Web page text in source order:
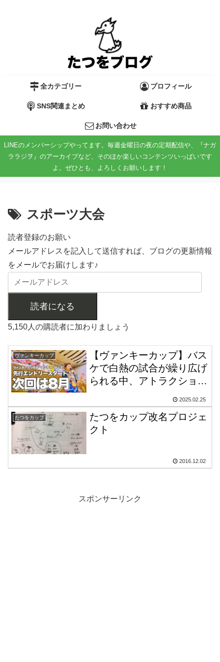
全カテゴリー プロフィール
SNS関連まとめ おすすめ商品
お問い合わせ
LINEのメンバーシップやってます。毎週金曜日の夜の定期配信や、『ナガ
ララジヲ』のアーカイブなど、そのほか楽しいコンテンツいっぱいです
よ。ぜひとも、よろしくお願いします！
スポーツ大会
読者登録のお願い
メールアドレスを記入して送信すれば、ブログの更新情報
をメールでお届けします♪
読者になる
5,150人の購読者に加わりましょう
ヴァンキーカップ
【ヴァンキーカップ】バス
ケで白熱の試合が繰り広げ
られる中、アトラクション
狂う四つ巴合戦！
2025.02.25
たつをカップ
たつをカップ改名プロジェ
クト
2016.12.02
スポンサーリンク